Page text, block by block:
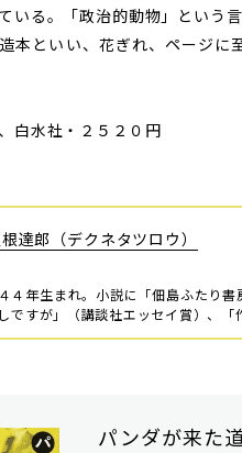
いる。「政治的動物」という言
本といい、花ぎれ、ページに
白水社・２５２０円
達郎（デクネタツロウ）
４年生まれ。小説に「佃島ふたり
ですが」（講談社エッセイ賞）、「
パンダが来た